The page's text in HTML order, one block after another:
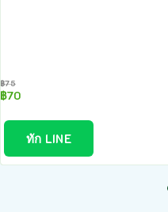
฿75
฿70
ทัก LINE